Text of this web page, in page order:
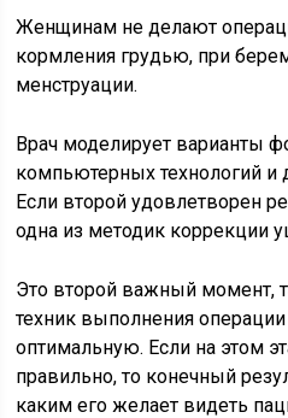
Женщинам не делают
кормления грудью, при
менструации.
Врач моделирует варианты
компьютерных технологий и
Если второй удовлетворен
одна из методик коррекции
Это второй важный момент,
техник выполнения
оптимальную. Если на этом
правильно, то конечный
каким его желает видеть